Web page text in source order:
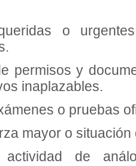
o
permisos y
inaplazables.
o pruebas
mayor o situación
de